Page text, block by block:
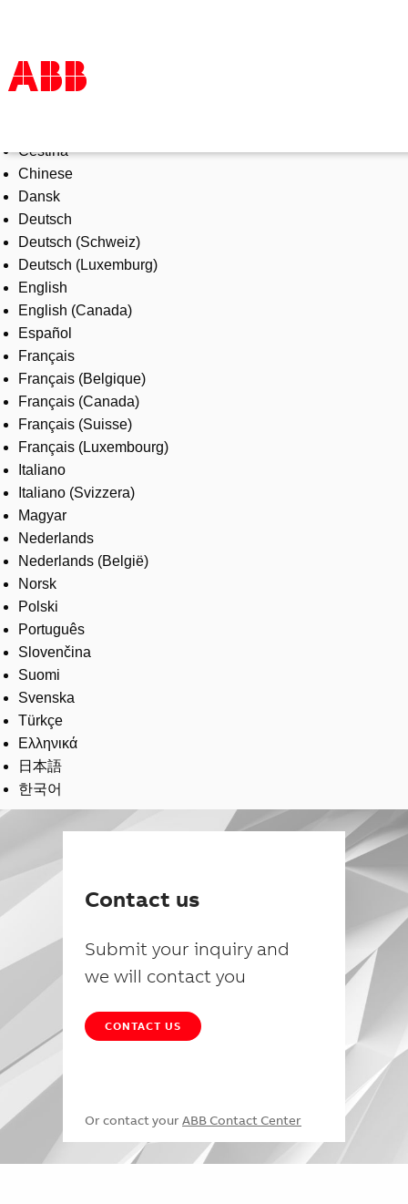
Products & Solutions
Industries
Services
About us
Where to buy
Contact us
Careers
Čeština
Chinese
Dansk
Deutsch
Deutsch (Schweiz)
Deutsch (Luxemburg)
English
English (Canada)
Español
Français
Français (Belgique)
Français (Canada)
Français (Suisse)
Français (Luxembourg)
Italiano
Italiano (Svizzera)
Magyar
Nederlands
Nederlands (België)
Norsk
Polski
Português
Slovenčina
Suomi
Svenska
Türkçe
Ελληνικά
日本語
한국어
Contact us
Submit your inquiry and
we will contact you
CONTACT US
Or contact your ABB Contact Center